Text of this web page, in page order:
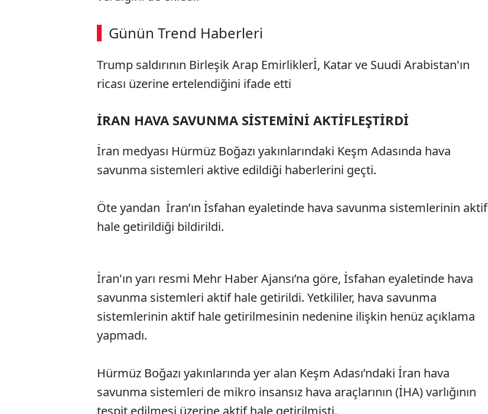
Günün Trend Haberleri
00:02 / 08:43
Sesi Aç
Trump saldırının Birleşik Arap Emirliklerİ, Katar ve Suudi Arabistan'ın
ricası üzerine ertelendiğini ifade etti
İRAN HAVA SAVUNMA SİSTEMİNİ AKTİFLEŞTİRDİ
İran medyası Hürmüz Boğazı yakınlarındaki Keşm Adasında hava
savunma sistemleri aktive edildiği haberlerini geçti.
Öte yandan İran’ın İsfahan eyaletinde hava savunma sistemlerinin aktif
hale getirildiği bildirildi.
İran'ın yarı resmi Mehr Haber Ajansı’na göre, İsfahan eyaletinde hava
savunma sistemleri aktif hale getirildi. Yetkililer, hava savunma
sistemlerinin aktif hale getirilmesinin nedenine ilişkin henüz açıklama
yapmadı.
Hürmüz Boğazı yakınlarında yer alan Keşm Adası’ndaki İran hava
savunma sistemleri de mikro insansız hava araçlarının (İHA) varlığının
tespit edilmesi üzerine aktif hale getirilmişti.​​​​​​​